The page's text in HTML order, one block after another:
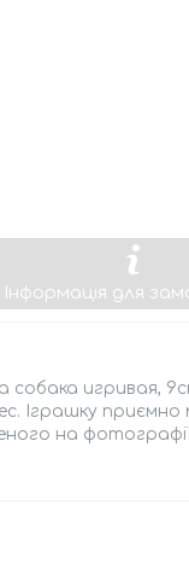
Інформація для
собака игривая,
Іграшку
на